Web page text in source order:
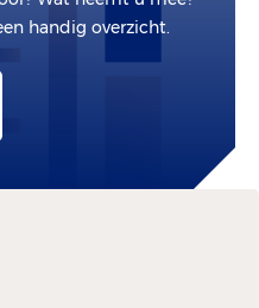
handig overzicht.